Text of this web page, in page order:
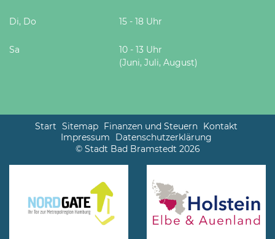
Di, Do 15 - 18 Uhr
Sa
10 - 13 Uhr
(Juni, Juli, August)
Start Sitemap Finanzen und Steuern Kontakt
Impressum
Datenschutzerklärung
© Stadt Bad Bramstedt 2026